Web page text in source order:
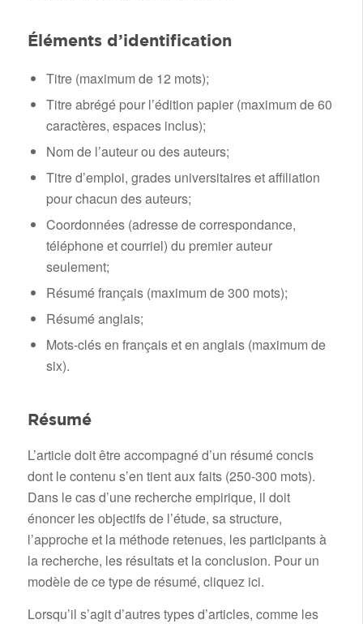
Éléments d’identification
Titre (maximum de 12 mots);
Titre abrégé pour l’édition papier (maximum de 60
caractères, espaces inclus);
Nom de l’auteur ou des auteurs;
Titre d’emploi, grades universitaires et affiliation
pour chacun des auteurs;
Coordonnées (adresse de correspondance,
téléphone et courriel) du premier auteur
seulement;
Résumé français (maximum de 300 mots);
Résumé anglais;
Mots-clés en français et en anglais (maximum de
six).
Résumé
L’article doit être accompagné d’un résumé concis
dont le contenu s’en tient aux faits (250-300 mots).
Dans le cas d’une recherche empirique, il doit
énoncer les objectifs de l’étude, sa structure,
l’approche et la méthode retenues, les participants à
la recherche, les résultats et la conclusion. Pour un
modèle de ce type de résumé, cliquez ici.
Lorsqu’il s’agit d’autres types d’articles, comme les